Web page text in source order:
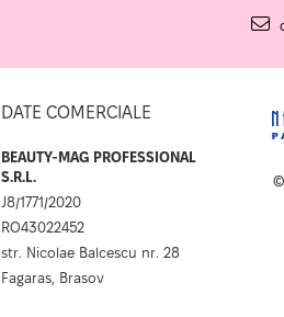
DATE COMERCIALE
BEAUTY-MAG PROFESSIONAL
S.R.L.
J8/1771/2020
RO43022452
str. Nicolae Balcescu nr. 28
Fagaras, Brasov